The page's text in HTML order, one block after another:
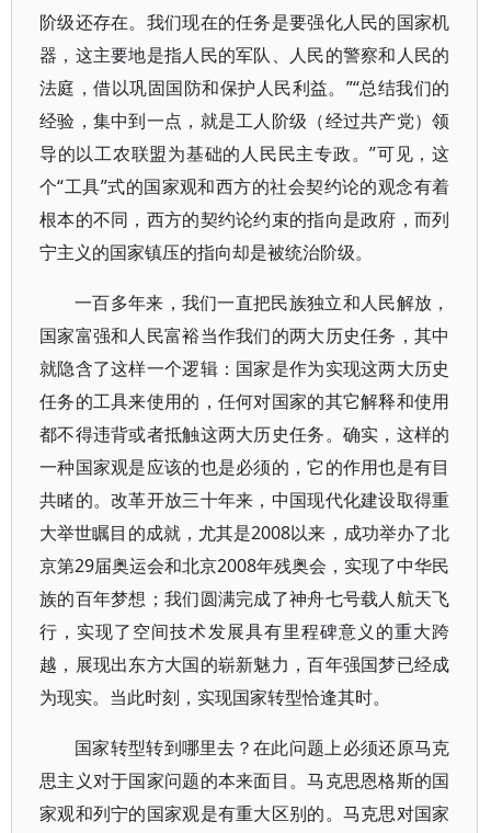
阶级还存在。我们现在的任务是要强化人民的国家机
器，这主要地是指人民的军队、人民的警察和人民的
法庭，借以巩固国防和保护人民利益。”“总结我们的
经验，集中到一点，就是工人阶级（经过共产党）领
导的以工农联盟为基础的人民民主专政。”可见，这
个“工具”式的国家观和西方的社会契约论的观念有着
根本的不同，西方的契约论约束的指向是政府，而列
宁主义的国家镇压的指向却是被统治阶级。
一百多年来，我们一直把民族独立和人民解放，
国家富强和人民富裕当作我们的两大历史任务，其中
就隐含了这样一个逻辑：国家是作为实现这两大历史
任务的工具来使用的，任何对国家的其它解释和使用
都不得违背或者抵触这两大历史任务。确实，这样的
一种国家观是应该的也是必须的，它的作用也是有目
共睹的。改革开放三十年来，中国现代化建设取得重
大举世瞩目的成就，尤其是2008以来，成功举办了北
京第29届奥运会和北京2008年残奥会，实现了中华民
族的百年梦想；我们圆满完成了神舟七号载人航天飞
行，实现了空间技术发展具有里程碑意义的重大跨
越，展现出东方大国的崭新魅力，百年强国梦已经成
为现实。当此时刻，实现国家转型恰逢其时。
国家转型转到哪里去？在此问题上必须还原马克
思主义对于国家问题的本来面目。马克思恩格斯的国
家观和列宁的国家观是有重大区别的。马克思对国家